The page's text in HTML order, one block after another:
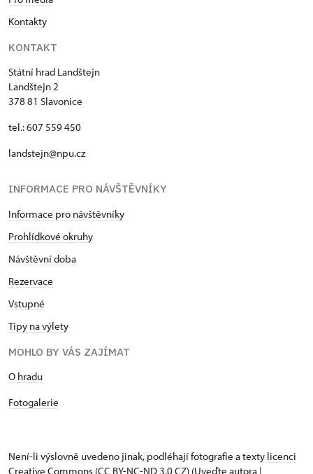
Kontakty
KONTAKT
Státní hrad Landštejn
Landštejn 2
378 81 Slavonice
tel.: 607 559 450
landstejn@npu.cz
INFORMACE PRO NÁVŠTĚVNÍKY
Informace pro návštěvníky
Prohlídkové okruhy
Návštěvní doba
Rezervace
Vstupné
Tipy na výlety
MOHLO BY VÁS ZAJÍMAT
O hradu
Fotogalerie
Není-li výslovně uvedeno jinak, podléhají fotografie a texty licenci
Creative Commons (CC BY-NC-ND 3.0 CZ) (Uveďte autora |